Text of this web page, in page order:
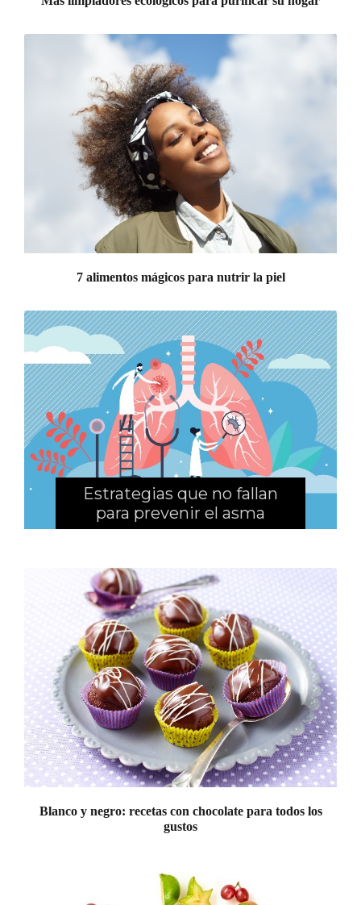
7 alimentos mágicos para nutrir la piel
Estrategias que no fallan
para prevenir el asma
Blanco y negro: recetas con chocolate para todos los
gustos